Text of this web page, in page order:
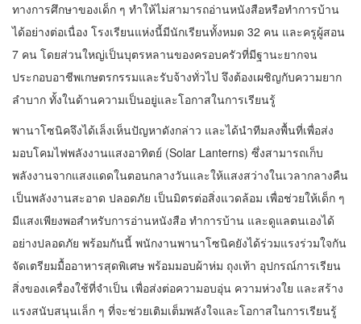
ทางการศึกษาของเด็ก ๆ ทำให้ไม่สามารถอ่านหนังสือหรือทำการบ้าน
ได้อย่างต่อเนื่อง โรงเรียนแห่งนี้มีนักเรียนทั้งหมด 32 คน และครูผู้สอน
7 คน โดยส่วนใหญ่เป็นบุตรหลานของครอบครัวที่มีฐานะยากจน
ประกอบอาชีพเกษตรกรรมและรับจ้างทั่วไป จึงต้องเผชิญกับความยาก
ลำบาก ทั้งในด้านความเป็นอยู่และโอกาสในการเรียนรู้
พานาโซนิคจึงได้เล็งเห็นปัญหาดังกล่าว และได้นำทีมลงพื้นที่เพื่อส่ง
มอบโคมไฟพลังงานแสงอาทิตย์ (Solar Lanterns) ซึ่งสามารถเก็บ
พลังงานจากแสงแดดในตอนกลางวันและให้แสงสว่างในเวลากลางคืน
เป็นพลังงานสะอาด ปลอดภัย เป็นมิตรต่อสิ่งแวดล้อม เพื่อช่วยให้เด็ก ๆ
มีแสงเพียงพอสำหรับการอ่านหนังสือ ทำการบ้าน และดูแลตนเองได้
อย่างปลอดภัย พร้อมกันนี้ พนักงานพานาโซนิคยังได้ร่วมแรงร่วมใจกัน
จัดเตรียมมื้ออาหารสุดพิเศษ พร้อมมอบผ้าห่ม ถุงเท้า อุปกรณ์การเรียน
สิ่งของเครื่องใช้ที่จำเป็น เพื่อส่งต่อความอบอุ่น ความห่วงใย และสร้าง
แรงสนับสนุนเล็ก ๆ ที่จะช่วยเติมเต็มพลังใจและโอกาสในการเรียนรู้